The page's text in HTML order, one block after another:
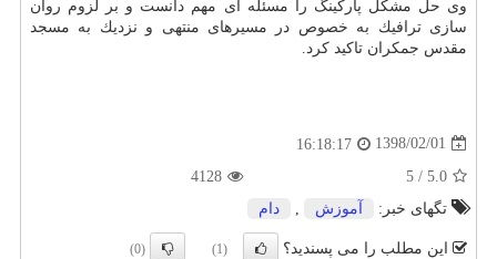
وی حل مشكل پاركینگ را مسئله ای مهم دانست و بر لزوم روان
سازی ترافیك به خصوص در مسیرهای منتهی و نزدیك به مسجد
مقدس جمكران تاكید كرد.
1398/02/01
16:18:17
5.0
/
5
4128
تگهای خبر:
آموزش دام
این مطلب را می پسندید؟ (1)
(0)